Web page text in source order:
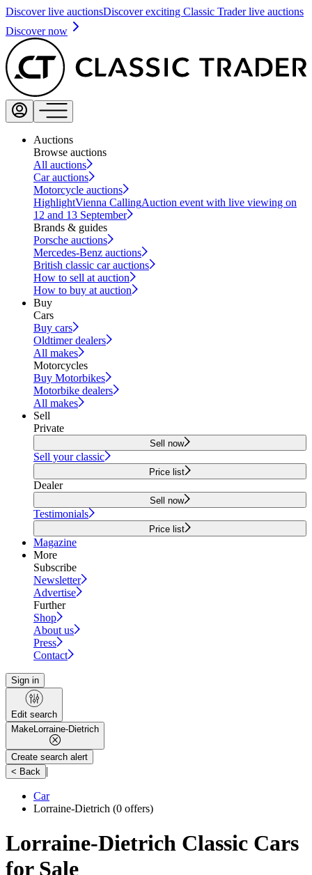
Discover live auctionsDiscover exciting Classic Trader live auctions
Discover now
Auctions
Browse auctions
All auctions
Car auctions
Motorcycle auctions
HighlightVienna CallingAuction event with live viewing on
12 and 13 September
Brands & guides
Porsche auctions
Mercedes-Benz auctions
British classic car auctions
How to sell at auction
How to buy at auction
Buy
Cars
Buy cars
Oldtimer dealers
All makes
Motorcycles
Buy Motorbikes
Motorbike dealers
All makes
Sell
Private
Sell now
Sell your classic
Price list
Dealer
Sell now
Testimonials
Price list
Magazine
More
Subscribe
Newsletter
Advertise
Further
Shop
About us
Press
Contact
Sign in
Edit search
MakeLorraine-Dietrich
Create search alert
< Back |
Car
Lorraine-Dietrich (0 offers)
Lorraine-Dietrich Classic Cars
for Sale